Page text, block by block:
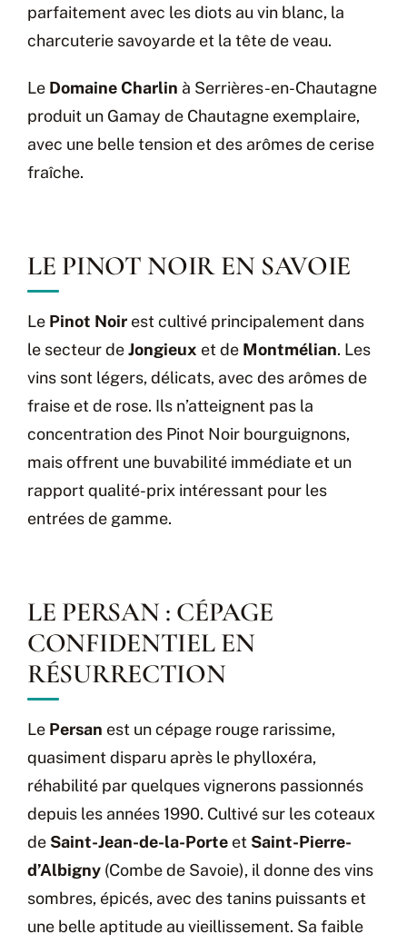
parfaitement avec les diots au vin blanc, la
charcuterie savoyarde et la tête de veau.
Le Domaine Charlin à Serrières-en-Chautagne
produit un Gamay de Chautagne exemplaire,
avec une belle tension et des arômes de cerise
fraîche.
LE PINOT NOIR EN SAVOIE
Le Pinot Noir est cultivé principalement dans
le secteur deJongieux et de Montmélian. Les
vins sont légers, délicats, avec des arômes de
fraise et de rose. Ils n’atteignent pas la
concentration des Pinot Noir bourguignons,
mais offrent une buvabilité immédiate et un
rapport qualité-prix intéressant pour les
entrées de gamme.
LE PERSAN : CÉPAGE
CONFIDENTIEL EN
RÉSURRECTION
Le Persan est un cépage rouge rarissime,
quasiment disparu après le phylloxéra,
réhabilité par quelques vignerons passionnés
depuis les années 1990. Cultivé sur les coteaux
de Saint-Jean-de-la-Porte et Saint-Pierre-
d’Albigny (Combe de Savoie), il donne des vins
sombres, épicés, avec des tanins puissants et
une belle aptitude au vieillissement. Sa faible